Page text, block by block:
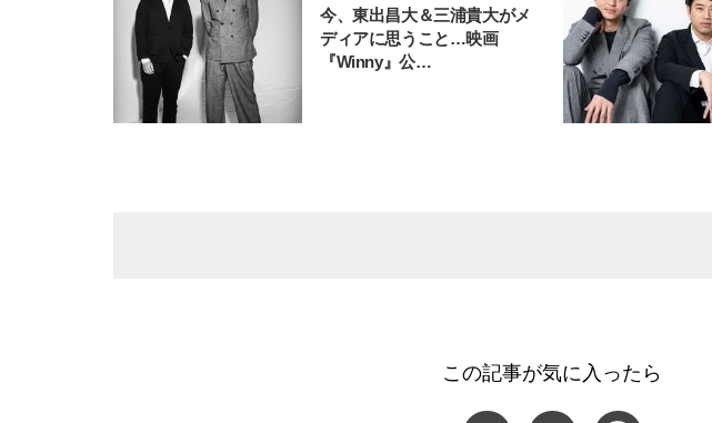
今、東出昌大＆三浦貴大がメ
ディアに思うこと…映画
『Winny』公…
この記事が気に入ったら